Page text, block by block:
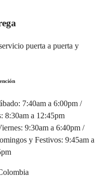
puerta a puerta y
7:40am a 6:00pm /
8:30am a 12:45pm
9:30am a 6:40pm /
y Festivos: 9:45am a